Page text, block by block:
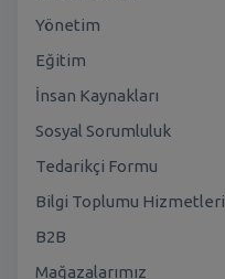
Yönetim
Eğitim
İnsan Kaynakları
Sosyal Sorumluluk
Tedarikçi Formu
Bilgi Toplumu Hizmetleri
B2B
Mağazalarımız